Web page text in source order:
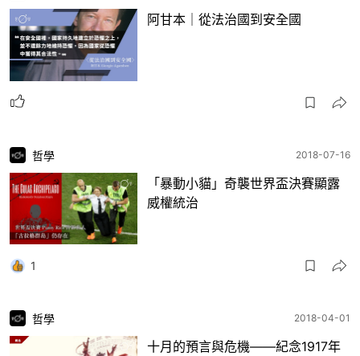
阿甘本｜從法治國到安全國
哲學 2018-07-16
「暴動小貓」奇襲世界盃決賽顯露
威權統治
1
哲學 2018-04-01
十月的預言與危機——紀念1917年